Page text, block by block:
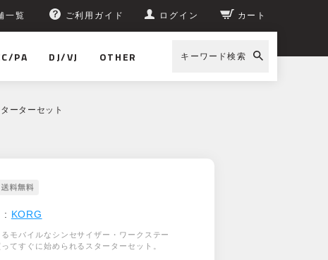
一覧 ご利用ガイド ログイン カート
PA DJ/VJ OTHER キーワード検索
ーターセット
: KORG
モバイルなシンセサイザー・ワークステー
てすぐに始められるスターターセット。